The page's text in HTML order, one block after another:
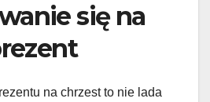
się na
na chrzest to nie lada